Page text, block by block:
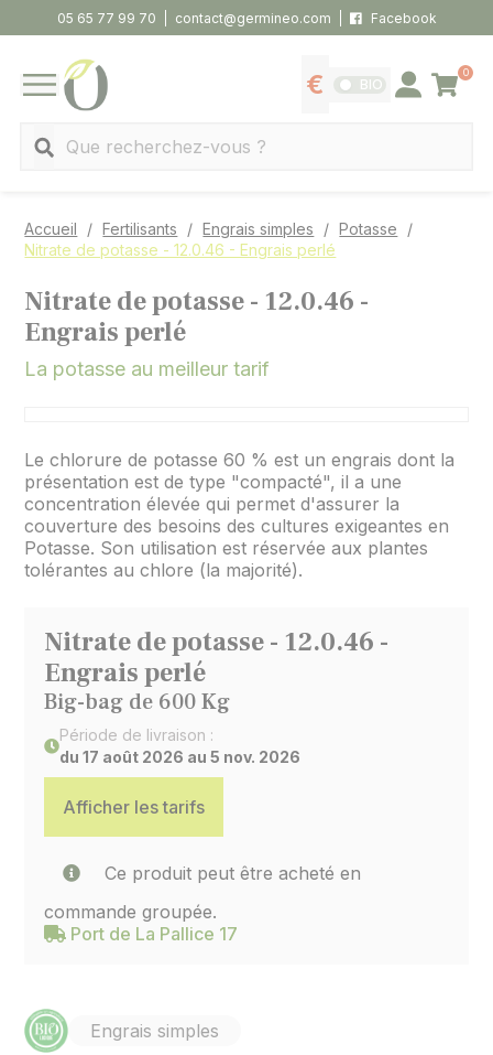
05 65 77 99 70 contact@germineo.com Facebook
MENU
Afficher les tarifs
BIO Se connecter
0
Panier
Accueil Fertilisants Engrais simples
Potasse
Nitrate de potasse - 12.0.46 - Engrais perlé
Nitrate de potasse - 12.0.46 -
Engrais perlé
La potasse au meilleur tarif
Le chlorure de potasse 60 % est un engrais dont la
présentation est de type "compacté", il a une
concentration élevée qui permet d'assurer la
couverture des besoins des cultures exigeantes en
Potasse. Son utilisation est réservée aux plantes
tolérantes au chlore (la majorité).
Nitrate de potasse - 12.0.46 -
Engrais perlé
Big-bag de 600 Kg
Période de livraison :
du 17 août 2026 au 5 nov. 2026
Afficher les tarifs
Ce produit peut être acheté en
commande groupée.
Port de La Pallice 17
Engrais simples
Panneau de gestion des cookies